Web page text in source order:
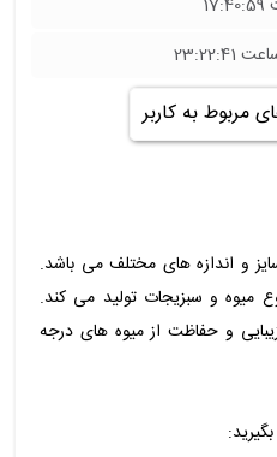
مربوط به کاربر
و اندازه های مختلف می باشد.
میوه و سبزیجات تولید می کند.
و حفاظت از میوه های درجه